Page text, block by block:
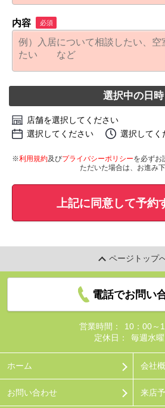
内容 必須
選択中の日時
店舗を選択してください
選択してください
選択してく
※利用規約及びプライバシーポリシーを必ずお
ただいた場合は、お進み下
上記に同意して予約
ページトップ
電話でお問い
営業時間：
10：00～
定休日：
毎週水曜
ホーム 会社
お問い合わせ 来店